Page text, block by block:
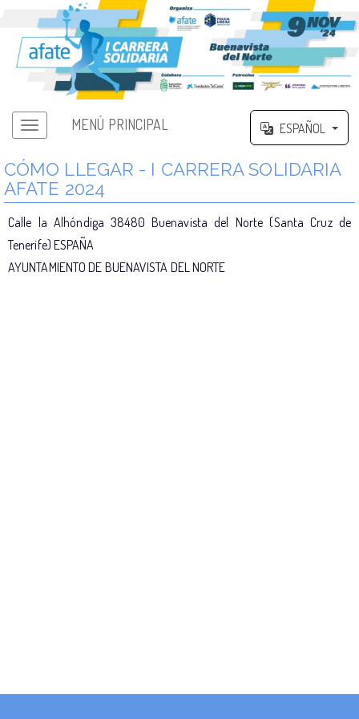
MENÚ PRINCIPAL ESPAÑOL
CÓMO LLEGAR - I CARRERA SOLIDARIA
AFATE 2024
Calle la Alhóndiga 38480 Buenavista del Norte (Santa Cruz de
Tenerife) ESPAÑA
AYUNTAMIENTO DE BUENAVISTA DEL NORTE